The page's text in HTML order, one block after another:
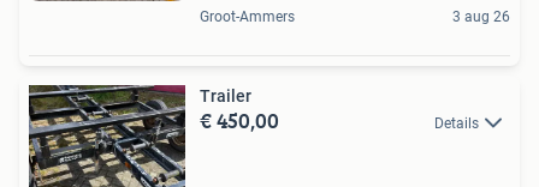
Groot-Ammers 3 aug 26
Trailer
€ 450,00 Details